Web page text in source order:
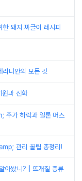
돼지 짜글이 레시피
라니안의 모든 것
원과 진화
주가 하락과 일론 머스
관리 꿀팁 총정리!
아봤니? | 뜨개질 종류